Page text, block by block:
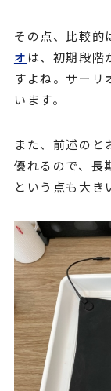
その点、比較的
オ は、初期段階
すよね。サーリ
います。
また、前述のと
優れるので、 長
という点も大き